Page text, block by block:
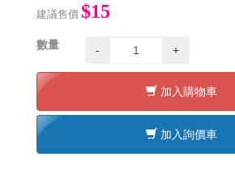
建議售價 $15
數量 - +
加入購物車
加入詢價車